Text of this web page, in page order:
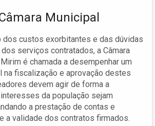
Municipal
dos custos exorbitantes e das dúvidas
serviços contratados, a Câmara
é chamada a desempenhar um
na fiscalização e aprovação destes
devem agir de forma a
da população sejam
a prestação de contas e
a validade dos contratos firmados.